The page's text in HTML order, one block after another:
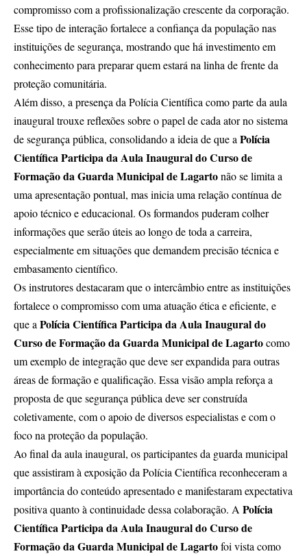
compromisso com a profissionalização crescente da corporação.
Esse tipo de interação fortalece a confiança da população nas
instituições de segurança, mostrando que há investimento em
conhecimento para preparar quem estará na linha de frente da
proteção comunitária.
Além disso, a presença da Polícia Científica como parte da aula
inaugural trouxe reflexões sobre o papel de cada ator no sistema
de segurança pública, consolidando a ideia de que a Polícia
Científica Participa da Aula Inaugural do Curso de
Formação da Guarda Municipal de Lagartonão se limita a
uma apresentação pontual, mas inicia uma relação contínua de
apoio técnico e educacional. Os formandos puderam colher
informações que serão úteis ao longo de toda a carreira,
especialmente em situações que demandem precisão técnica e
embasamento científico.
Os instrutores destacaram que o intercâmbio entre as instituições
fortalece o compromisso com uma atuação ética e eficiente, e
que a Polícia Científica Participa da Aula Inaugural do
Curso de Formação da Guarda Municipal de Lagartocomo
um exemplo de integração que deve ser expandida para outras
áreas de formação e qualificação. Essa visão ampla reforça a
proposta de que segurança pública deve ser construída
coletivamente, com o apoio de diversos especialistas e com o
foco na proteção da população.
Ao final da aula inaugural, os participantes da guarda municipal
que assistiram à exposição da Polícia Científica reconheceram a
importância do conteúdo apresentado e manifestaram expectativa
positiva quanto à continuidade dessa colaboração. A Polícia
Científica Participa da Aula Inaugural do Curso de
Formação da Guarda Municipal de Lagartofoi vista como